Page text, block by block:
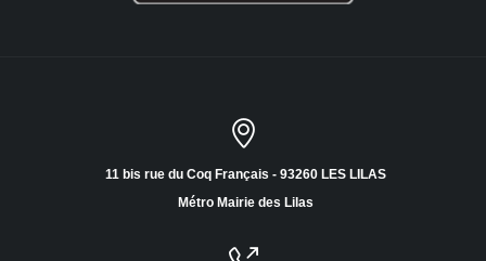
11 bis rue du Coq Français - 93260 LES LILAS
Métro Mairie des Lilas